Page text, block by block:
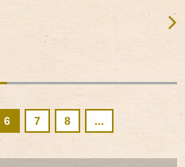
6 7 8 ...